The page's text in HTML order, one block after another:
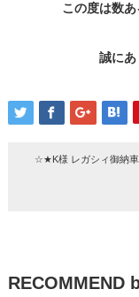
この度は数
誠にあ
☆★K様 レガシィ御納
RECOMMEND